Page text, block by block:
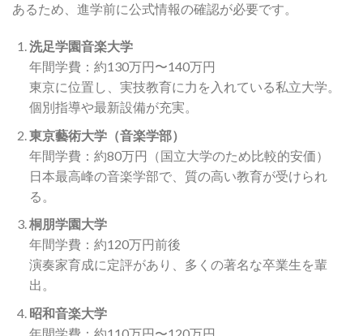
あるため、進学前に公式情報の確認が必要です。
洗足学園音楽大学
年間学費：約130万円〜140万円
東京に位置し、実技教育に力を入れている私立大学。
個別指導や最新設備が充実。
東京藝術大学（音楽学部）
年間学費：約80万円（国立大学のため比較的安価）
日本最高峰の音楽学部で、質の高い教育が受けられ
る。
桐朋学園大学
年間学費：約120万円前後
演奏家育成に定評があり、多くの著名な卒業生を輩
出。
昭和音楽大学